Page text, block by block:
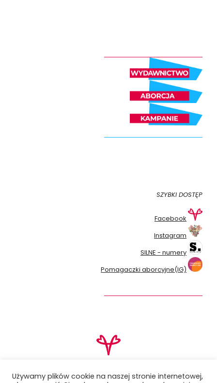
SZYBKI DOSTĘP
Facebook
Instagram
SILNE - numery
Pomagaczki aborcyjne(IG)
Używamy plików cookie na naszej stronie internetowej,